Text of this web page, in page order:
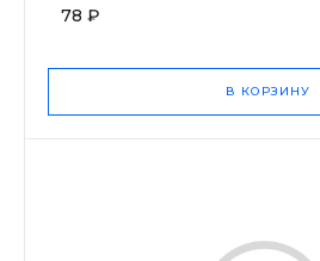
78 ₽
В КОРЗИНУ